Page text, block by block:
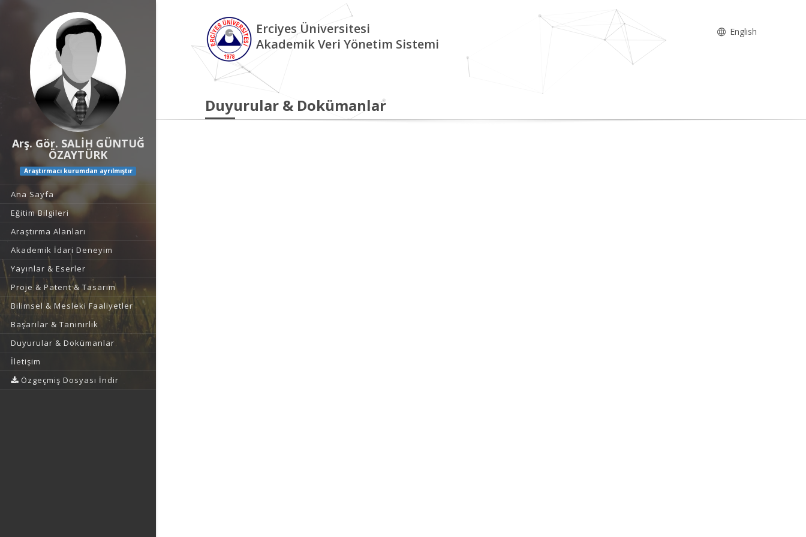
Arş. Gör. SALİH GÜNTUĞ
ÖZAYTÜRK
Araştırmacı kurumdan ayrılmıştır
Ana Sayfa
Eğitim Bilgileri
Araştırma Alanları
Akademik İdari Deneyim
Yayınlar & Eserler
Proje & Patent & Tasarım
Bilimsel & Mesleki Faaliyetler
Başarılar & Tanınırlık
Duyurular & Dokümanlar
İletişim
Özgeçmiş Dosyası İndir
Erciyes Üniversitesi
Akademik Veri Yönetim Sistemi
English
Duyurular & Dokümanlar